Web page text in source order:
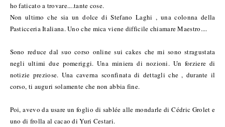
ho faticato a trovare....tante cose.
Non ultimo che sia un dolce di Stefano Laghi , una colonna della
Pasticceria Italiana. Uno che mica viene difficile chiamare Maestro....
Sono reduce dal suo corso online sui cakes che mi sono stragustata
negli ultimi due pomeriggi. Una miniera di nozioni. Un forziere di
notizie preziose. Una caverna sconfinata di dettagli che , durante il
corso, ti auguri solamente che non abbia fine.
Poi, avevo da usare un foglio di sablée alle mondarle di Cédric Grolet e
uno di frolla al cacao di Yuri Cestari.